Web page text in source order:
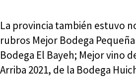
La provincia también estuvo
rubros Mejor Bodega
Bodega El Bayeh; Mejor vino
Arriba 2021, de la Bodega